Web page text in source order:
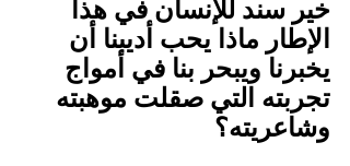
خير سند للإنسان في هذا
الإطار ماذا يحب أديبنا أن
يخبرنا ويبحر بنا في أمواج
تجربته التي صقلت موهبته
وشاعريته؟